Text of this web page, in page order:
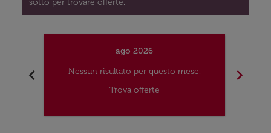
sotto per trovare offerte.
chevron_left
ago 2026
Nessun risultato per questo mese.
Trova offerte
chevron_right